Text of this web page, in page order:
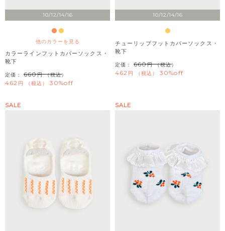
10/12/14/16
他のカラーを見る
カラーラインフットカバーソックス・
靴下
定価： 660 （税込）
462 税込 30%off
10/12/14/16
チューリップフットカバーソックス・
靴下
定価： 660 （税込）
462 税込 30%off
SALE SALE